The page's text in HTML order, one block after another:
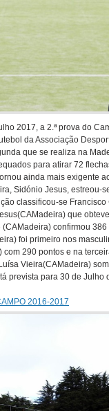
2017, a 2.ª prova do
da Associação
que se realiza na
para atirar 72
ainda mais exigente
Sidónio Jesus, estreou-
classificou-se
que
confirmou
foi primeiro nos
290 pontos e na
Vieira(CAMadeira)
prevista para 30 de
2016-2017